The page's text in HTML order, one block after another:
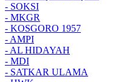
- SOKSI
- MKGR
- KOSGORO 1957
- AMPI
- AL HIDAYAH
- MDI
- SATKAR ULAMA